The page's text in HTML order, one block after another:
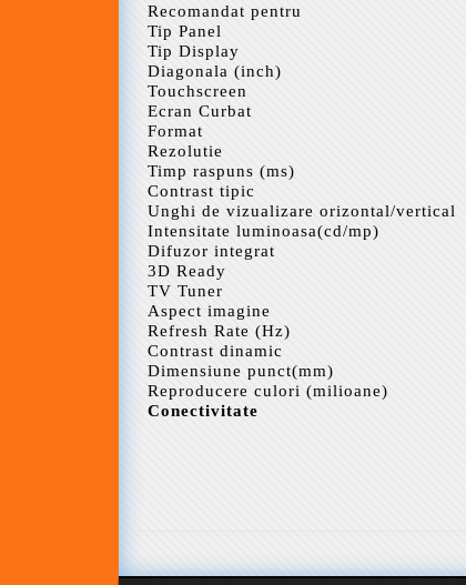
Recomandat pentru
Tip Panel
Tip Display
Diagonala (inch)
Touchscreen
Ecran Curbat
Format
Rezolutie
Timp raspuns (ms)
Contrast tipic
Unghi de vizualizare orizontal/vertical
Intensitate luminoasa(cd/mp)
Difuzor integrat
3D Ready
TV Tuner
Aspect imagine
Refresh Rate (Hz)
Contrast dinamic
Dimensiune punct(mm)
Reproducere culori (milioane)
Conectivitate